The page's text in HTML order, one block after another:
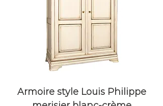
Armoire style Louis Philippe